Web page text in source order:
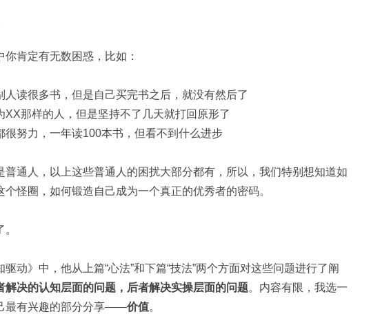
你肯定有无数困惑，比如：
人读很多书，但是自己买完书之后，就没有然后了
XX那样的人，但是坚持不了几天就打回原形了
很努力，一年读100本书，但看不到什么进步
普通人，以上这些普通人的困扰大部分都有，所以，我们特别想知道如
个怪圈，如何锻造自己成为一个真正的优秀者的密码。
驱动》中，他从上篇“心法”和下篇“技法”两个方面对这些问题进行了阐
解决的认知层面的问题，后者解决实操层面的问题。内容有限，我选一
最有兴趣的部分分享——价值。